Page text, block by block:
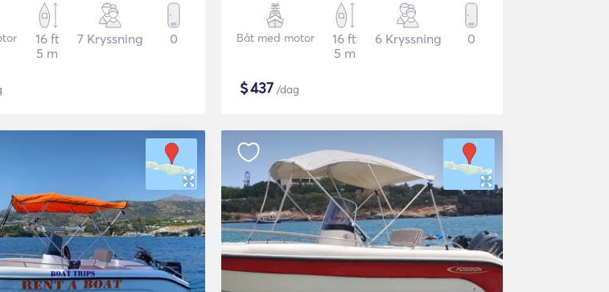
16 ft
5 m
7 Kryssning 0 Båt med motor
16 ft
5 m
6 Kryssning 0
$437 /dag